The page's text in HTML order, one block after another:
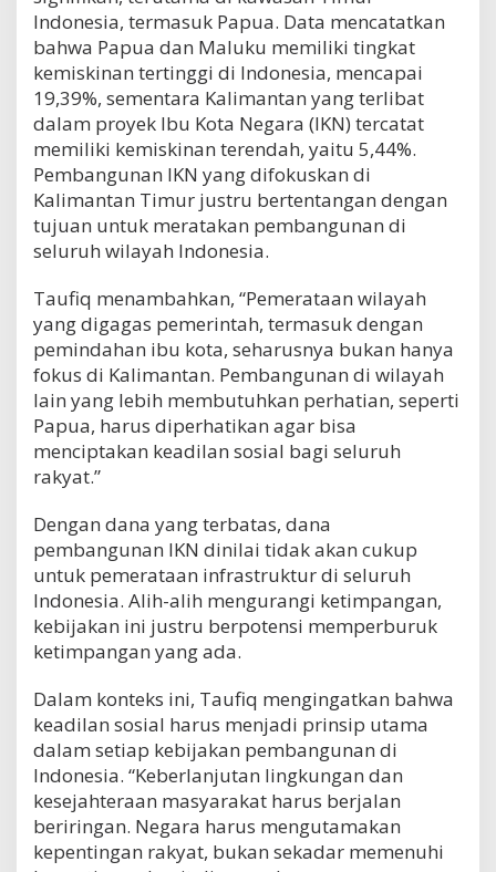
Indonesia, termasuk Papua. Data mencatatkan
bahwa Papua dan Maluku memiliki tingkat
kemiskinan tertinggi di Indonesia, mencapai
19,39%, sementara Kalimantan yang terlibat
dalam proyek Ibu Kota Negara (IKN) tercatat
memiliki kemiskinan terendah, yaitu 5,44%.
Pembangunan IKN yang difokuskan di
Kalimantan Timur justru bertentangan dengan
tujuan untuk meratakan pembangunan di
seluruh wilayah Indonesia.
Taufiq menambahkan, “Pemerataan wilayah
yang digagas pemerintah, termasuk dengan
pemindahan ibu kota, seharusnya bukan hanya
fokus di Kalimantan. Pembangunan di wilayah
lain yang lebih membutuhkan perhatian, seperti
Papua, harus diperhatikan agar bisa
menciptakan keadilan sosial bagi seluruh
rakyat.”
Dengan dana yang terbatas, dana
pembangunan IKN dinilai tidak akan cukup
untuk pemerataan infrastruktur di seluruh
Indonesia. Alih-alih mengurangi ketimpangan,
kebijakan ini justru berpotensi memperburuk
ketimpangan yang ada.
Dalam konteks ini, Taufiq mengingatkan bahwa
keadilan sosial harus menjadi prinsip utama
dalam setiap kebijakan pembangunan di
Indonesia. “Keberlanjutan lingkungan dan
kesejahteraan masyarakat harus berjalan
beriringan. Negara harus mengutamakan
kepentingan rakyat, bukan sekadar memenuhi